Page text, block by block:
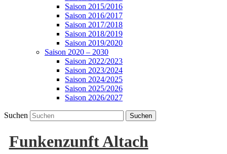
Saison 2015/2016
Saison 2016/2017
Saison 2017/2018
Saison 2018/2019
Saison 2019/2020
Saison 2020 – 2030
Saison 2022/2023
Saison 2023/2024
Saison 2024/2025
Saison 2025/2026
Saison 2026/2027
Suchen
Funkenzunft Altach